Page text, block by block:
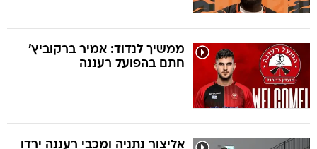
ממשיך לנדוד: אמיר ברקוביץ'
חתם בהפועל רעננה
אליצור נתניה ומכבי רעננה ירדו